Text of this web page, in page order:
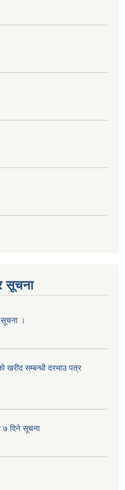
सूचना
।
खरीद सम्बन्धी दरभाउ पत्र
७ दिने सूचना